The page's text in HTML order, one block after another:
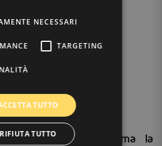
22.629,36
16.000€
risultano:
€
€
Dare e Avere conferma la
NECESSARI
TARGETING
TUTTO
RIFIUTA TUTTO